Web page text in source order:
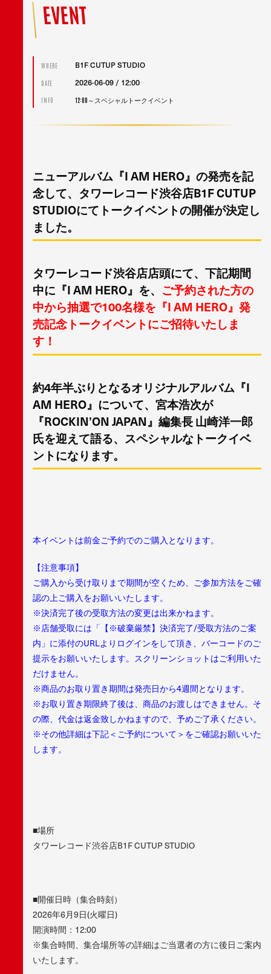
EVENT
WHERE B1F CUTUP STUDIO
DATE 2026-06-09 / 12:00
INFO 12:00～スペシャルトークイベント
ニューアルバム『I AM HERO』の発売を記
念して、タワーレコード渋谷店B1F CUTUP
STUDIOにてトークイベントの開催が決定し
ました。
タワーレコード渋谷店店頭にて、下記期間
中に『I AM HERO』を、 ご予約された方の
中から抽選で100名様を『I AM HERO』発
売記念トークイベントにご招待いたしま
す！
約4年半ぶりとなるオリジナルアルバム『I
AM HERO』について、宮本浩次が
『ROCKIN’ON JAPAN』編集長 山崎洋一郎
氏を迎えて語る、スペシャルなトークイベ
ントになります。
本イベントは前金ご予約でのご購入となります。
【注意事項】
ご購入から受け取りまで期間が空くため、ご参加方法をご確
認の上ご購入をお願いいたします。
※決済完了後の受取方法の変更は出来かねます。
※店舗受取には「【※破棄厳禁】決済完了/受取方法のご案
内」に添付のURLよりログインをして頂き、バーコードのご
提示をお願いいたします。スクリーンショットはご利用いた
だけません。
※商品のお取り置き期間は発売日から4週間となります。
※お取り置き期限終了後は、商品のお渡しはできません。そ
の際、代金は返金致しかねますので、予めご了承ください。
※その他詳細は下記＜ご予約について＞をご確認お願いいた
します。
■場所
タワーレコード渋谷店B1F CUTUP STUDIO
■開催日時（集合時刻）
2026年6月9日(火曜日)
開演時間：12:00
※集合時間、集合場所等の詳細はご当選者の方に後日ご案内
いたします。